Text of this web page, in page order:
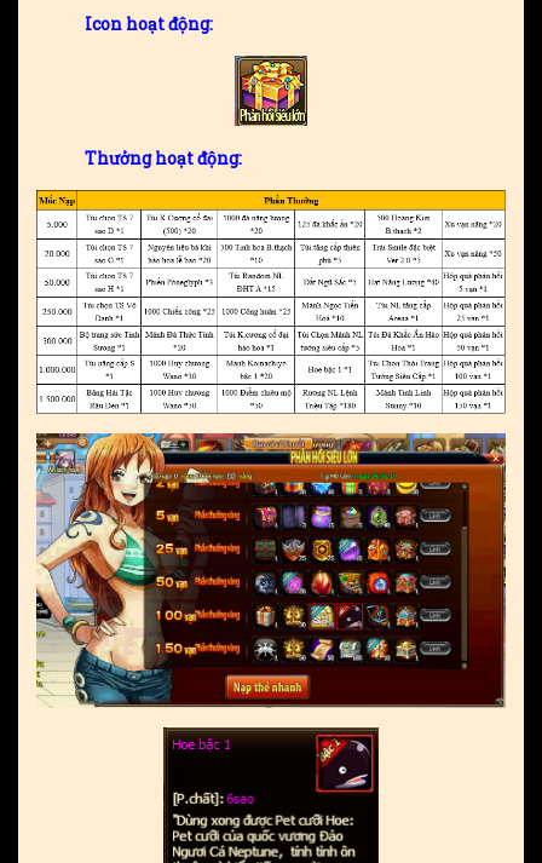
Icon hoạt động:
Thưởng hoạt động: